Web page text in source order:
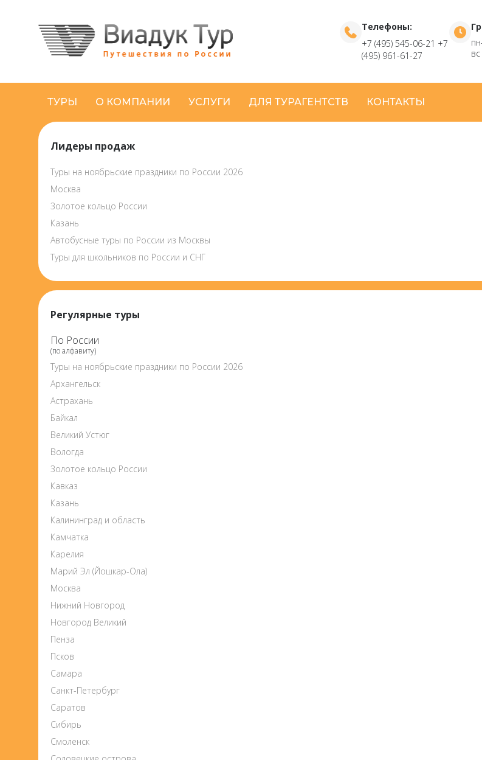
Телефоны:
+7 (495) 545-06-21 +7
(495) 961-61-27
ТУРЫ О КОМПАНИИ УСЛУГИ ДЛЯ ТУРАГЕНТСТВ КОНТАКТЫ
Лидеры продаж
Туры на ноябрьские праздники по России 2026
Москва
Золотое кольцо России
Казань
Автобусные туры по России из Москвы
Туры для школьников по России и СНГ
Регулярные туры
По России
(по алфавиту)
Туры на ноябрьские праздники по России 2026
Архангельск
Астрахань
Байкал
Великий Устюг
Вологда
Золотое кольцо России
Кавказ
Казань
Калининград и область
Камчатка
Карелия
Марий Эл (Йошкар-Ола)
Москва
Нижний Новгород
Новгород Великий
Пенза
Псков
Самара
Санкт-Петербург
Саратов
Сибирь
Смоленск